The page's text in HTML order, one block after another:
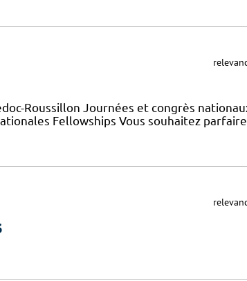
Roussillon Journées et congrès
Fellowships Vous souhaitez